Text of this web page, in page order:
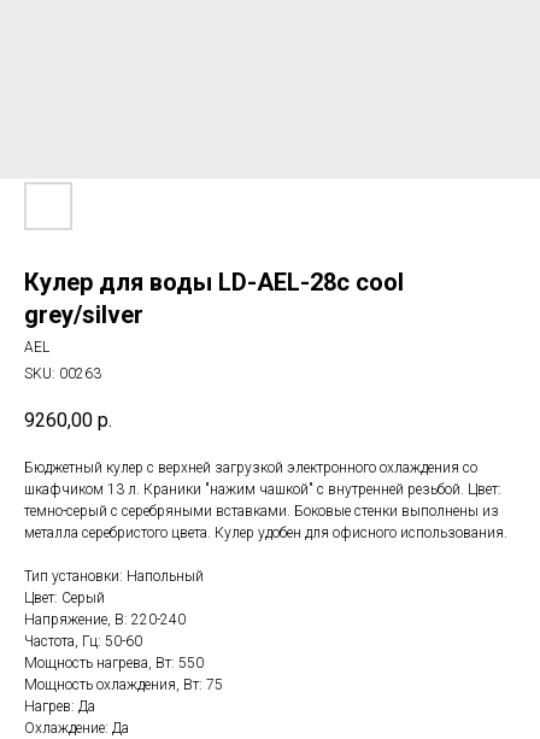
Кулер для воды LD-AEL-28c cool
grey/silver
AEL
SKU: 00263
9260,00 р.
Бюджетный кулер с верхней загрузкой электронного охлаждения со
шкафчиком 13 л. Краники "нажим чашкой" с внутренней резьбой. Цвет:
темно-серый с серебряными вставками. Боковые стенки выполнены из
металла серебристого цвета. Кулер удобен для офисного использования.
Тип установки: Напольный
Цвет: Серый
Напряжение, В: 220-240
Частота, Гц: 50-60
Мощность нагрева, Вт: 550
Мощность охлаждения, Вт: 75
Нагрев: Да
Охлаждение: Да